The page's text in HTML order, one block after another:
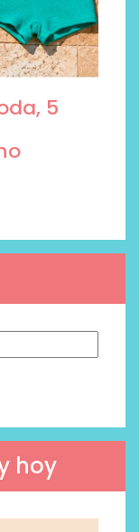
5
hoy